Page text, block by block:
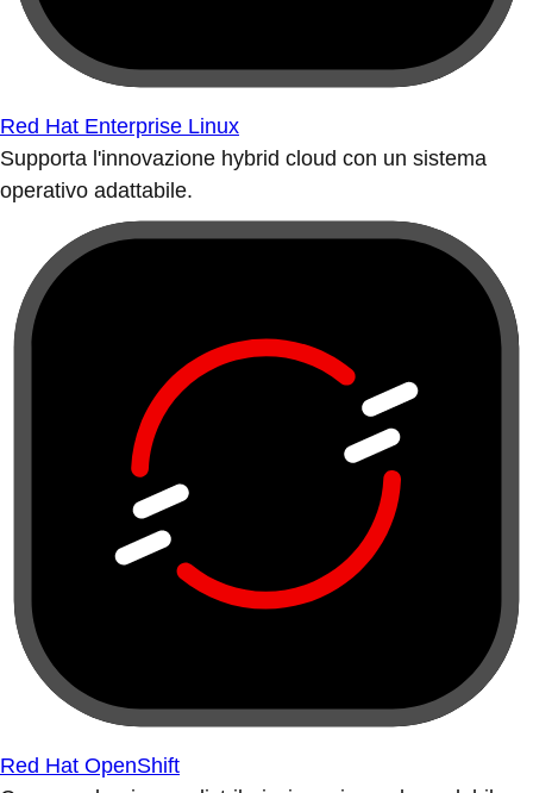
Red Hat Enterprise Linux
Supporta l'innovazione hybrid cloud con un sistema
operativo adattabile.
Red Hat OpenShift